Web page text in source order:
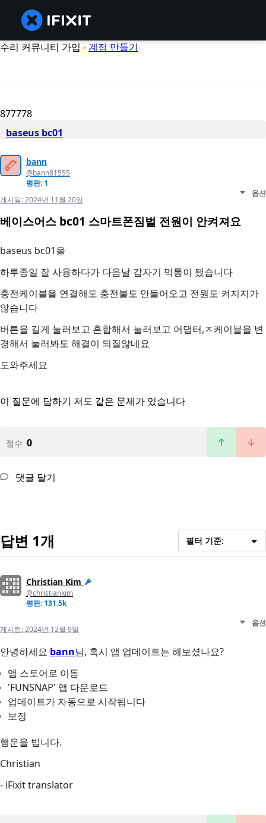
수리 커뮤니티 가입 -계정 만들기
877778
baseus bc01
bann
@bann81555
평판: 1
게시됨:2024년 11월 20일
옵션
베이스어스 bc01 스마트폰짐벌 전원이 안켜져요
baseus bc01을
하루종일 잘 사용하다가 다음날 갑자기 먹통이 됐습니다
충전케이블을 연결해도 충전불도 안들어오고 전원도 켜지지가
않습니다
버튼을 길게 눌러보고 혼합해서 눌러보고 어댑터,ㅈ케이블을 변
경해서 눌러봐도 해결이 되질않네요
도와주세요
이 질문에 답하기 저도 같은 문제가 있습니다
점수 0
댓글 달기
답변 1개 필터 기준:
Christian Kim
@christiankim
평판: 131.5k
게시됨:2024년 12월 9일
옵션
안녕하세요 bann님, 혹시 앱 업데이트는 해보셨나요?
앱 스토어로 이동
'FUNSNAP' 앱 다운로드
업데이트가 자동으로 시작됩니다
보정
행운을 빕니다.
Christian
- iFixit translator